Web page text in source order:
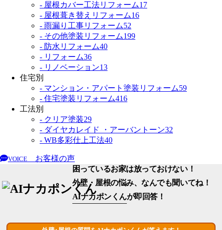
- 屋根カバー工法リフォーム17
- 屋根葺き替えリフォーム16
- 雨漏り工事リフォーム52
- その他塗装リフォーム199
- 防水リフォーム40
- リフォーム36
- リノベーション13
住宅別
- マンション・アパート塗装リフォーム59
- 住宅塗装リフォーム416
工法別
- クリア塗装29
- ダイヤカレイド ・アーバントーン32
- WB多彩仕上工法40
VOICE
お客様の声
困っているお家は放っておけない！
外壁・屋根の悩み、なんでも聞いてね！
AIナカポンくんが即回答！